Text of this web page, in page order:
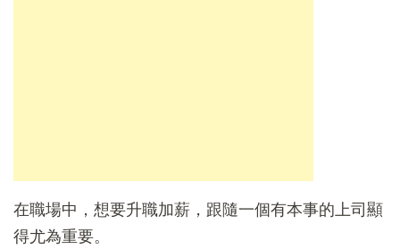
在職場中，想要升職加薪，跟隨一個有本事的上司顯
得尤為重要。